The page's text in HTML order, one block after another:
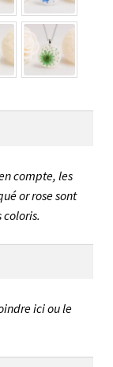
compte, les
or rose sont
ici ou le